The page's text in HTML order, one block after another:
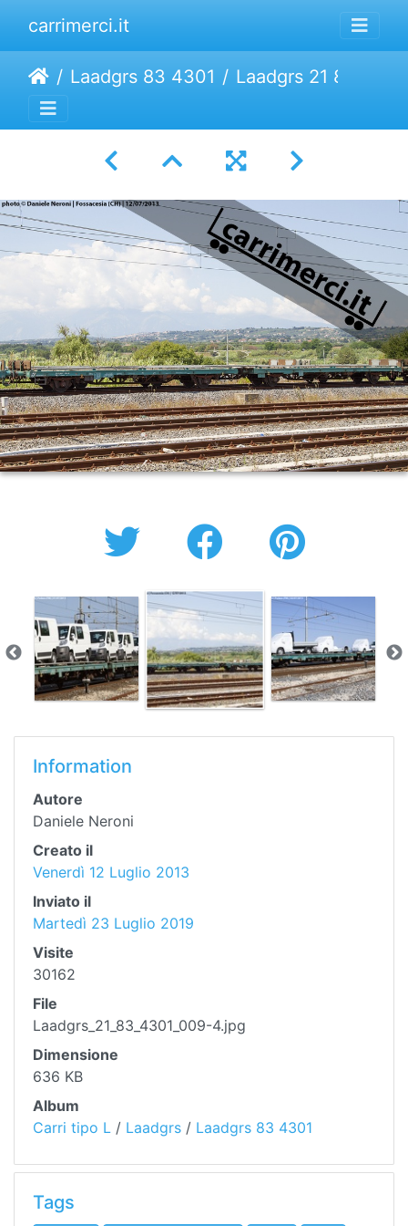
carrimerci.it
Laadgrs 83 4301 Laadgrs 21 83 4301 009-4 | Trenitalia Cargo
Information
Autore
Daniele Neroni
Creato il
Venerdì 12 Luglio 2013
Inviato il
Martedì 23 Luglio 2019
Visite
30162
File
Laadgrs_21_83_4301_009-4.jpg
Dimensione
636 KB
Album
Carri tipo L / Laadgrs / Laadgrs 83 4301
Tags